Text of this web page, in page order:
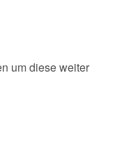
um diese weiter